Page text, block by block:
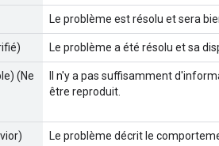
Le problème est résolu et sera
Le problème a été résolu et sa
(Ne
Il n'y a pas suffisamment
être reproduit.
Le problème décrit le